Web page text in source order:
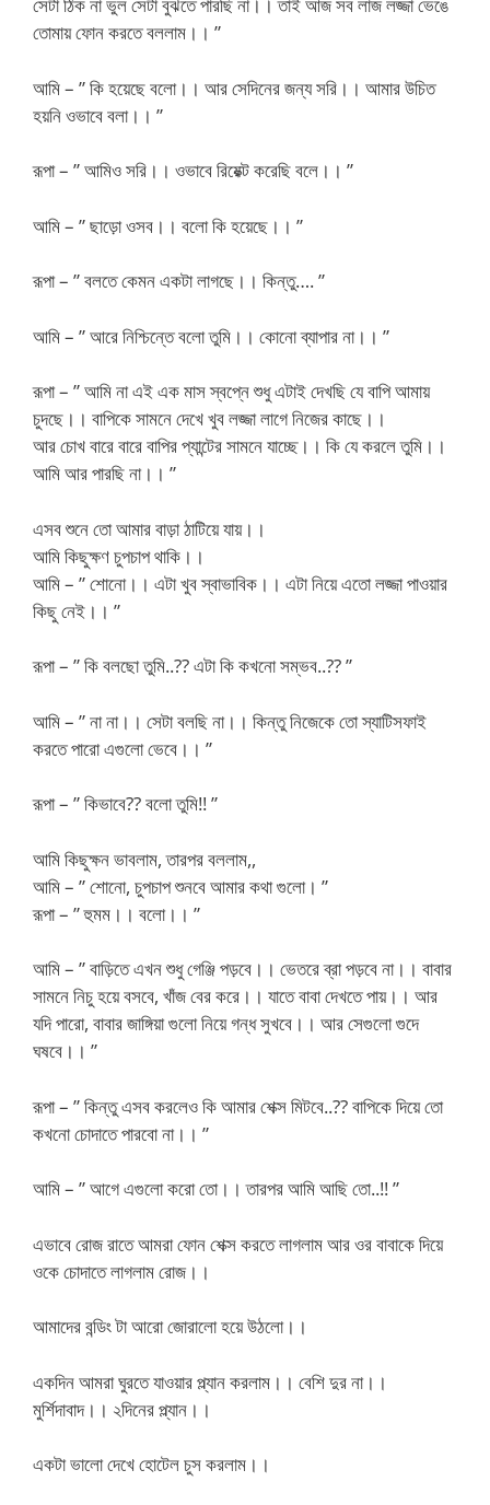
তোমায় ফোন করতে বললাম।। ”
আমি – ” কি হয়েছে বলো।। আর সেদিনের জন্য সরি।। আমার উচিত
হয়নি ওভাবে বলা।। ”
রূপা – ” আমিও সরি।। ওভাবে রিয়েক্ট করেছি বলে।। ”
আমি – ” ছাড়ো ওসব।। বলো কি হয়েছে।। ”
রূপা – ” বলতে কেমন একটা লাগছে।। কিন্তু…. ”
আমি – ” আরে নিশ্চিন্তে বলো তুমি।। কোনো ব্যাপার না।। ”
রূপা – ” আমি না এই এক মাস স্বপ্নে শুধু এটাই দেখছি যে বাপি আমায়
চুদছে।। বাপিকে সামনে দেখে খুব লজ্জা লাগে নিজের কাছে।।
আর চোখ বারে বারে বাপির প্যান্টের সামনে যাচ্ছে।। কি যে করলে তুমি।।
আমি আর পারছি না।। ”
এসব শুনে তো আমার বাড়া ঠাটিয়ে যায়।।
আমি কিছুক্ষণ চুপচাপ থাকি।।
আমি – ” শোনো।। এটা খুব স্বাভাবিক।। এটা নিয়ে এতো লজ্জা পাওয়ার
কিছু নেই।। ”
রূপা – ” কি বলছো তুমি..?? এটা কি কখনো সম্ভব..?? ”
আমি – ” না না।। সেটা বলছি না।। কিন্তু নিজেকে তো স্যাটিসফাই
করতে পারো এগুলো ভেবে।। ”
রূপা – ” কিভাবে?? বলো তুমি!! ”
আমি কিছুক্ষন ভাবলাম, তারপর বললাম,,
আমি – ” শোনো, চুপচাপ শুনবে আমার কথা গুলো। ”
রূপা – ” হুমম।। বলো।। ”
আমি – ” বাড়িতে এখন শুধু গেঞ্জি পড়বে।। ভেতরে ব্রা পড়বে না।। বাবার
সামনে নিচু হয়ে বসবে, খাঁজ বের করে।। যাতে বাবা দেখতে পায়।। আর
যদি পারো, বাবার জাঙ্গিয়া গুলো নিয়ে গন্ধ সুখবে।। আর সেগুলো গুদে
ঘষবে।। ”
রূপা – ” কিন্তু এসব করলেও কি আমার শেক্স মিটবে..?? বাপিকে দিয়ে তো
কখনো চোদাতে পারবো না।। ”
আমি – ” আগে এগুলো করো তো।। তারপর আমি আছি তো..!! ”
এভাবে রোজ রাতে আমরা ফোন শেক্স করতে লাগলাম আর ওর বাবাকে দিয়ে
ওকে চোদাতে লাগলাম রোজ।।
আমাদের বন্ডিং টা আরো জোরালো হয়ে উঠলো।।
একদিন আমরা ঘুরতে যাওয়ার প্ল্যান করলাম।। বেশি দুর না।।
মুর্শিদাবাদ।। ২দিনের প্ল্যান।।
একটা ভালো দেখে হোটেল চুস করলাম।।